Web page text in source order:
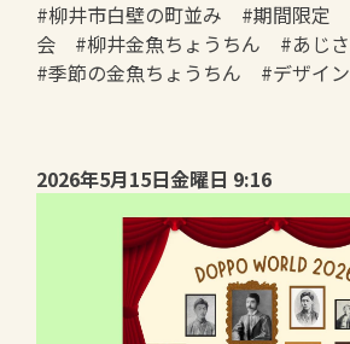
#柳井市白壁の町並み #期間限定
会 #柳井金魚ちょうちん #あじ
#季節の金魚ちょうちん #デザイ
2026年5月15日金曜日 9:16